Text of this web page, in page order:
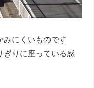
みにくいものです
ぎりに座っている感